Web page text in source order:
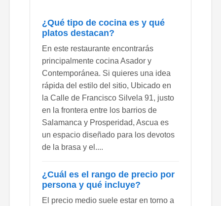
¿Qué tipo de cocina es y qué
platos destacan?
En este restaurante encontrarás
principalmente cocina Asador y
Contemporánea. Si quieres una idea
rápida del estilo del sitio, Ubicado en
la Calle de Francisco Silvela 91, justo
en la frontera entre los barrios de
Salamanca y Prosperidad, Ascua es
un espacio diseñado para los devotos
de la brasa y el....
¿Cuál es el rango de precio por
persona y qué incluye?
El precio medio suele estar en torno a